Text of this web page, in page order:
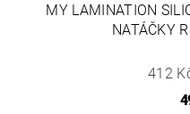
MY LAMINATION
NATÁČKY
412